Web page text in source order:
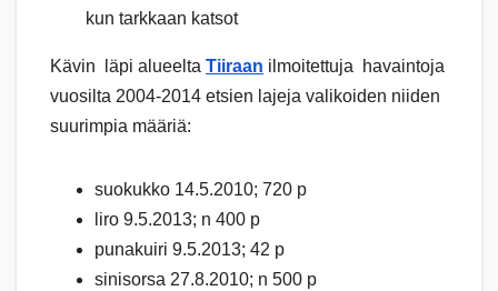
kun tarkkaan katsot
Kävin läpi alueelta Tiiraan ilmoitettuja havaintoja
vuosilta 2004-2014 etsien lajeja valikoiden niiden
suurimpia määriä:
suokukko 14.5.2010; 720 p
liro 9.5.2013; n 400 p
punakuiri 9.5.2013; 42 p
sinisorsa 27.8.2010; n 500 p